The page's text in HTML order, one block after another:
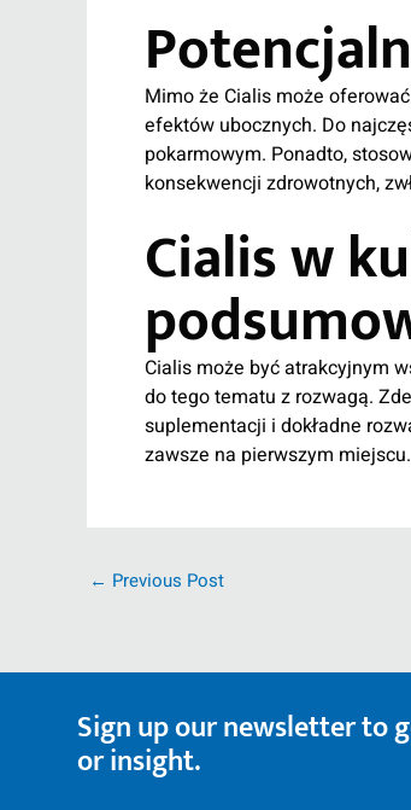
Mimo że Cialis może
efektów ubocznych. Do
pokarmowym. Ponadto,
konsekwencji zdrowotnych,
Cialis w
Cialis może być atrakcyjnym
do tego tematu z rozwagą.
suplementacji i dokładne
zawsze na pierwszym miejscu.
← Previous Post
Sign up our newsletter to
or insight.